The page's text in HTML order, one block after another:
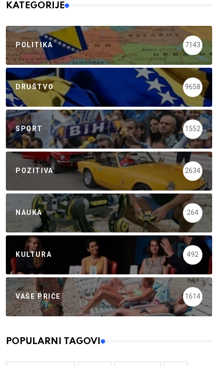
KATEGORIJE
POLITIKA 7143
DRUŠTVO 9658
SPORT 1552
POZITIVA 2634
NAUKA 264
KULTURA 492
VAŠE PRIČE 1614
POPULARNI TAGOVI